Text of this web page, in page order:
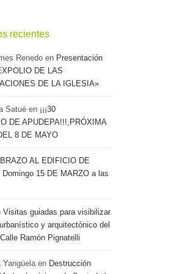
recientes
Renedoen Presentación
DE LAS
DE LA IGLESIA»
Satuéen ¡¡¡30
DE APUDEPA!!!,PRÓXIMA
8 DE MAYO
AL EDIFICIO DE
15 DE MARZO a las
Visitas guiadas para visibilizar
y arquitectónico del
Ramón Pignatelli
Yangüelaen Destrucción